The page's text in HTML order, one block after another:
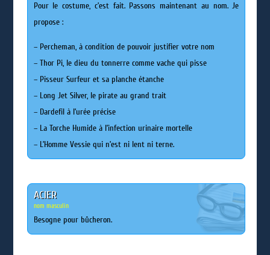
Pour le costume, c’est fait. Passons maintenant au nom. Je
propose :
– Percheman, à condition de pouvoir justifier votre nom
– Thor Pi, le dieu du tonnerre comme vache qui pisse
– Pisseur Surfeur et sa planche étanche
– Long Jet Silver, le pirate au grand trait
– Dardefil à l’urée précise
– La Torche Humide à l’infection urinaire mortelle
– L’Homme Vessie qui n’est ni lent ni terne.
ACIER
nom masculin
Besogne pour bûcheron.